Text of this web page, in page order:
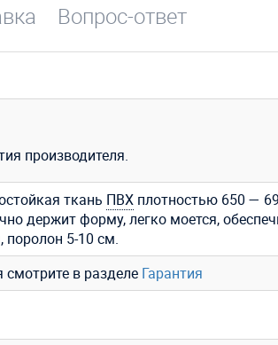
Вопрос-ответ
производителя.
ткань ПВХ плотностью 650 —
держит форму, легко моется,
поролон 5-10 см.
смотрите в разделе Гарантия